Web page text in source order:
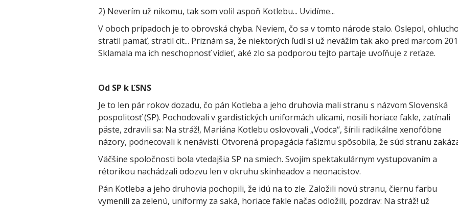
2) Neverím už nikomu, tak som volil aspoň Kotlebu... Uvidíme...
V oboch prípadoch je to obrovská chyba. Neviem, čo sa v tomto národe stalo. Oslepol,
stratil pamäť, stratil cit... Priznám sa, že niektorých ľudí si už nevážim tak ako pred marcom
Sklamala ma ich neschopnosť vidieť, aké zlo sa podporou tejto partaje uvoľňuje z reťaze.
Od SP k ĽSNS
Je to len pár rokov dozadu, čo pán Kotleba a jeho druhovia mali stranu s názvom Slovenská
pospolitosť (SP). Pochodovali v gardistických uniformách ulicami, nosili horiace fakle, zatínali
päste, zdravili sa: Na stráž!, Mariána Kotlebu oslovovali „Vodca“, šírili radikálne xenofóbne
názory, podnecovali k nenávisti. Otvorená propagácia fašizmu spôsobila, že súd stranu
Väčšine spoločnosti bola vtedajšia SP na smiech. Svojim spektakulárnym vystupovaním a
rétorikou nachádzali odozvu len v okruhu skinheadov a neonacistov.
Pán Kotleba a jeho druhovia pochopili, že idú na to zle. Založili novú stranu, čiernu farbu
vymenili za zelenú, uniformy za saká, horiace fakle načas odložili, pozdrav: Na stráž! už